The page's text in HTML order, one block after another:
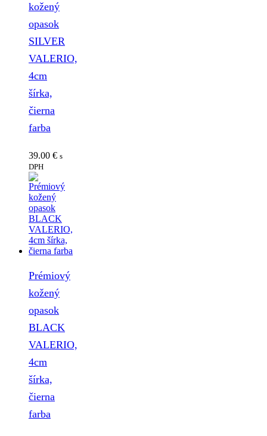
kožený
opasok
SILVER
VALERIO,
4cm
šírka,
čierna
farba
39.00 € s
DPH
Prémiový
kožený
opasok
BLACK
VALERIO,
4cm
šírka,
čierna
farba